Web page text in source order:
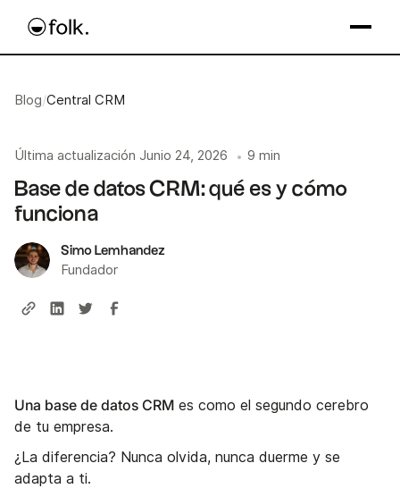
Blog/Central CRM
Última actualización Junio 24, 2026 • 9 min
Base de datos CRM: qué es y cómo
funciona
Simo Lemhandez
Fundador
Una base de datos CRM es como el segundo cerebro
de tu empresa.
¿La diferencia? Nunca olvida, nunca duerme y se
adapta a ti.